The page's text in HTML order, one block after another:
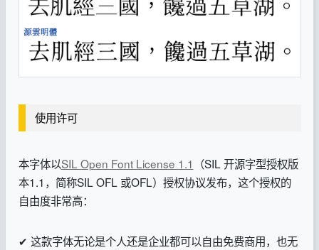
使用许可
本字体以SIL Open Font License 1.1 （SIL 开源字型授权版
本1.1，简称SIL OFL 或OFL）授权协议发布，这个授权的
自由度非常高：
✔ 这款字体无论是个人还是企业都可以自由免费商用，也无